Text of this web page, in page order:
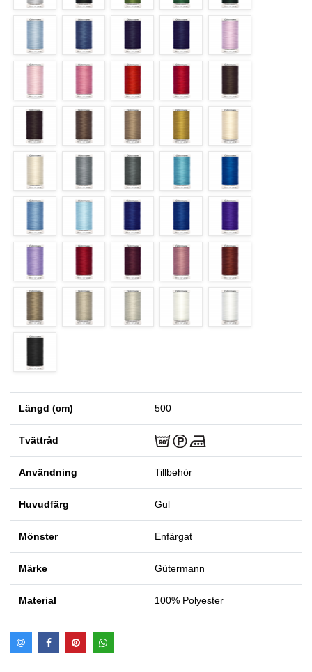
Längd (cm) 500
Tvättråd
Användning Tillbehör
Huvudfärg Gul
Mönster Enfärgat
Märke Gütermann
Material 100% Polyester